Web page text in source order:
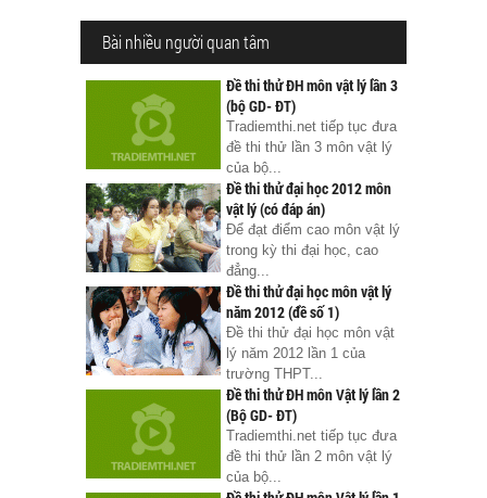
Bài nhiều người quan tâm
Đề thi thử ĐH môn vật lý lần 3
(bộ GD- ĐT)
Tradiemthi.net tiếp tục đưa
đề thi thử lần 3 môn vật lý
của bộ...
Đề thi thử đại học 2012 môn
vật lý (có đáp án)
Để đạt điểm cao môn vật lý
trong kỳ thi đại học, cao
đẳng...
Đề thi thử đại học môn vật lý
năm 2012 (đề số 1)
Đề thi thử đại học môn vật
lý năm 2012 lần 1 của
trường THPT...
Đề thi thử ĐH môn Vật lý lần 2
(Bộ GD- ĐT)
Tradiemthi.net tiếp tục đưa
đề thi thử lần 2 môn vật lý
của bộ...